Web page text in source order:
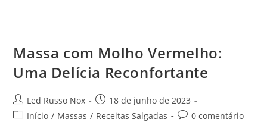
Massa com Molho Vermelho:
Uma Delícia Reconfortante
Led Russo Nox
18 de junho de 2023
Início / Massas / Receitas Salgadas 0 comentário